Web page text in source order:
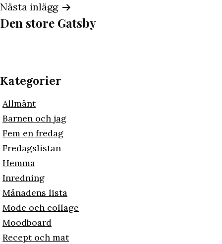
Nästa inlägg
Den store Gatsby
Kategorier
Allmänt
Barnen och jag
Fem en fredag
Fredagslistan
Hemma
Inredning
Månadens lista
Mode och collage
Moodboard
Recept och mat